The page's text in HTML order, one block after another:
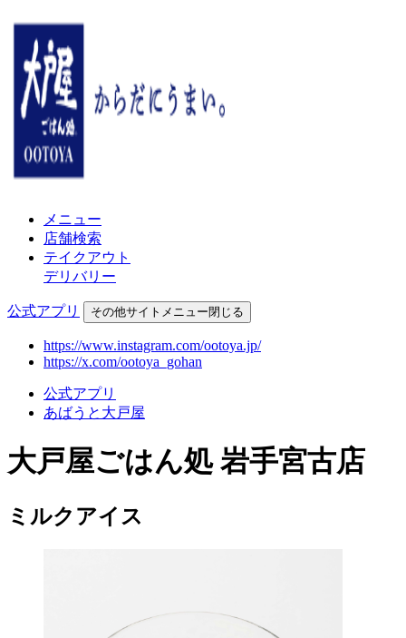
メニュー
店舗検索
テイクアウト
デリバリー
公式アプリ その他サイトメニュー閉じる
https://www.instagram.com/ootoya.jp/
https://x.com/ootoya_gohan
公式アプリ
あばうと大戸屋
大戸屋ごはん処 岩手宮古店
ミルクアイス